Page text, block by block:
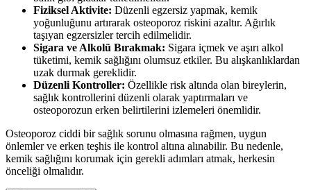
Fiziksel Aktivite: Düzenli egzersiz yapmak, kemik
yoğunluğunu artırarak osteoporoz riskini azaltır. Ağırlık
taşıyan egzersizler tercih edilmelidir.
Sigara ve Alkolü Bırakmak: Sigara içmek ve aşırı alkol
tüketimi, kemik sağlığını olumsuz etkiler. Bu alışkanlıklardan
uzak durmak gereklidir.
Düzenli Kontroller: Özellikle risk altında olan bireylerin,
sağlık kontrollerini düzenli olarak yaptırmaları ve
osteoporozun erken belirtilerini izlemeleri önemlidir.
Osteoporoz ciddi bir sağlık sorunu olmasına rağmen, uygun
önlemler ve erken teşhis ile kontrol altına alınabilir. Bu nedenle,
kemik sağlığını korumak için gerekli adımları atmak, herkesin
önceliği olmalıdır.